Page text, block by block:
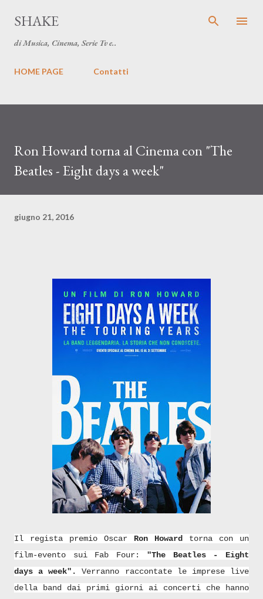
SHAKE
di Musica, Cinema, Serie Tv e..
HOME PAGE Contatti
Ron Howard torna al Cinema con "The
Beatles - Eight days a week"
giugno 21, 2016
Il regista premio Oscar Ron Howard torna con un
film-evento sui Fab Four: "The Beatles - Eight
days a week".
Verranno raccontate leimprese live
della band dai primi giorni ai concerti che hanno